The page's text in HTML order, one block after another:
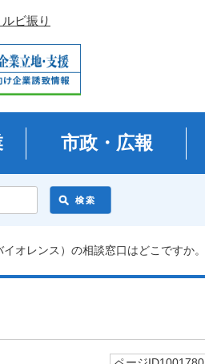
ビ振り
市政・広報
オレンス）の相談窓口はどこですか。